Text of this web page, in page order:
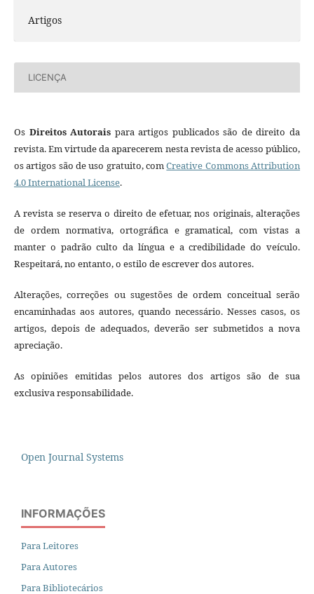
Artigos
LICENÇA
Os Direitos Autorais para artigos publicados são de direito da
revista. Em virtude da aparecerem nesta revista de acesso público,
os artigos são de uso gratuito, comCreative Commons Attribution
4.0 International License.
A revista se reserva o direito de efetuar, nos originais, alterações
de ordem normativa, ortográfica e gramatical, com vistas a
manter o padrão culto da língua e a credibilidade do veículo.
Respeitará, no entanto, o estilo de escrever dos autores.
Alterações, correções ou sugestões de ordem conceitual serão
encaminhadas aos autores, quando necessário. Nesses casos, os
artigos, depois de adequados, deverão ser submetidos a nova
apreciação.
As opiniões emitidas pelos autores dos artigos são de sua
exclusiva responsabilidade.
Open Journal Systems
INFORMAÇÕES
Para Leitores
Para Autores
Para Bibliotecários